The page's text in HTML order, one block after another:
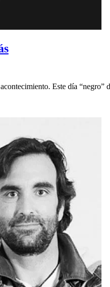
Este día “negro”